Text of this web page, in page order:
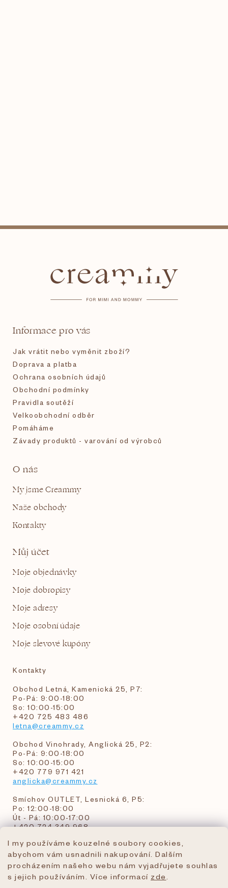
I my používáme kouzelné soubory cookies,
abychom vám usnadnili nakupování. Dalším
procházením našeho webu nám vyjadřujete souhlas
s jejich používáním. Více informací zde
Informace pro vás
Jak vrátit nebo vyměnit zboží?
Doprava a platba
Ochrana osobních údajů
Obchodní podmínky
Pravidla soutěží
Velkoobchodní odběr
Pomáháme
Závady produktů - varování od výrobců
O nás
My jsme Creammy
Naše obchody
Kontakty
Můj účet
Moje objednávky
Moje dobropisy
Moje adresy
Moje osobní údaje
Moje slevové kupóny
Kontakty
Obchod Letná, Kamenická 25, P7:
Po-Pá: 9:00-18:00
So: 10:00-15:00
+420 725 483 486
letna@creammy.cz
Obchod Vinohrady, Anglická 25, P2:
Po-Pá: 9:00-18:00
So: 10:00-15:00
+420 779 971 421
anglicka@creammy.cz
Smíchov OUTLET, Lesnická 6, P5:
Po: 12:00-18:00
Út - Pá: 10:00-17:00
+420 724 349 968
objednavky@creammy.cz
tel:+420 724 349 968